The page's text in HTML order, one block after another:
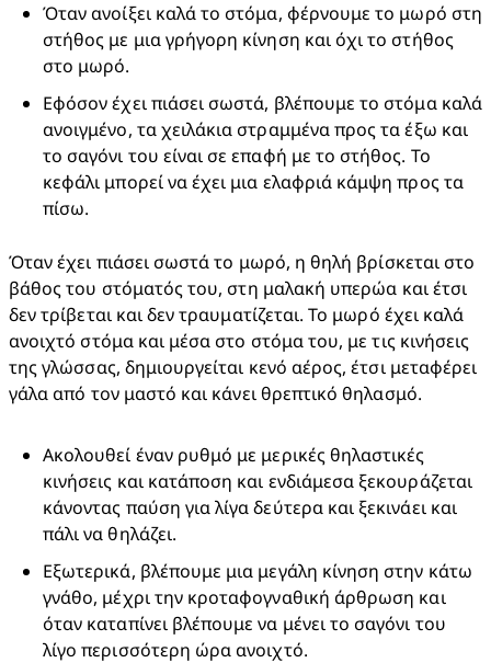
Όταν ανοίξει καλά το στόμα, φέρνουμε το μωρό στη
στήθος με μια γρήγορη κίνηση και όχι το στήθος
στο μωρό.
Εφόσον έχει πιάσει σωστά, βλέπουμε το στόμα καλά
ανοιγμένο, τα χειλάκια στραμμένα προς τα έξω και
το σαγόνι του είναι σε επαφή με το στήθος. Το
κεφάλι μπορεί να έχει μια ελαφριά κάμψη προς τα
πίσω.
Όταν έχει πιάσει σωστά το μωρό, η θηλή βρίσκεται στο
βάθος του στόματός του, στη μαλακή υπερώα και έτσι
δεν τρίβεται και δεν τραυματίζεται. Το μωρό έχει καλά
ανοιχτό στόμα και μέσα στο στόμα του, με τις κινήσεις
της γλώσσας, δημιουργείται κενό αέρος, έτσι μεταφέρει
γάλα από τον μαστό και κάνει θρεπτικό θηλασμό.
Ακολουθεί έναν ρυθμό με μερικές θηλαστικές
κινήσεις και κατάποση και ενδιάμεσα ξεκουράζεται
κάνοντας παύση για λίγα δεύτερα και ξεκινάει και
πάλι να θηλάζει.
Εξωτερικά, βλέπουμε μια μεγάλη κίνηση στην κάτω
γνάθο, μέχρι την κροταφογναθική άρθρωση και
όταν καταπίνει βλέπουμε να μένει το σαγόνι του
λίγο περισσότερη ώρα ανοιχτό.